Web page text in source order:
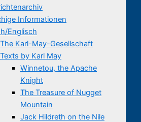
Informationen
Englisch
The Karl-May-Gesellschaft
Texts by Karl May
Winnetou, the Apache
Knight
The Treasure of Nugget
Mountain
Jack Hildreth on the Nile